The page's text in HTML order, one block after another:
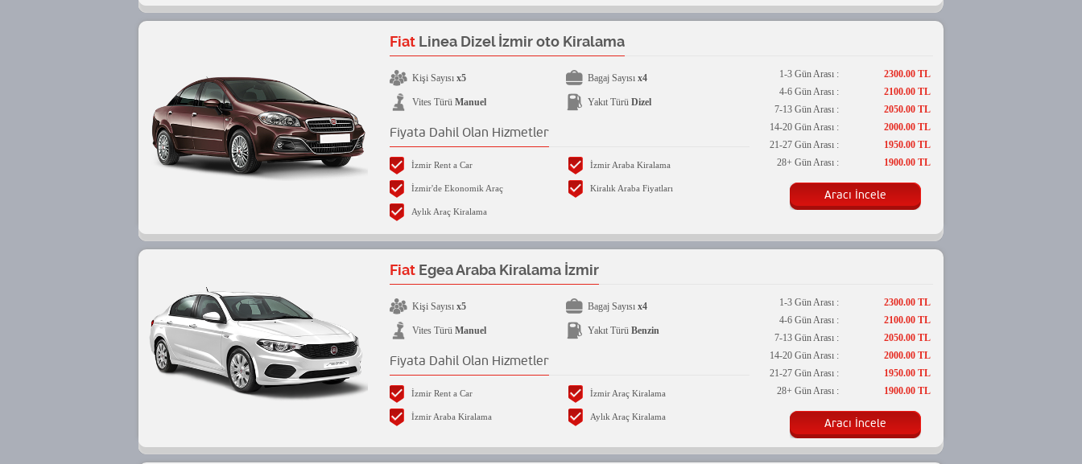
Fiat Linea Dizel İzmir oto Kiralama
Kişi Sayısı x5 Bagaj Sayısı x4
Vites Türü Manuel Yakıt Türü Dizel
Fiyata Dahil Olan Hizmetler
İzmir Rent a Car İzmir Araba Kiralama
İzmir'de Ekonomik Araç Kiralık Araba Fiyatları
Aylık Araç Kiralama
1-3 Gün Arası :
4-6 Gün Arası :
7-13 Gün Arası :
14-20 Gün Arası :
21-27 Gün Arası :
28+ Gün Arası :
2300.00 TL
2100.00 TL
2050.00 TL
2000.00 TL
1950.00 TL
1900.00 TL
Aracı İncele
Fiat Egea Araba Kiralama İzmir
Kişi Sayısı x5 Bagaj Sayısı x4
Vites Türü Manuel Yakıt Türü Benzin
Fiyata Dahil Olan Hizmetler
İzmir Rent a Car İzmir Araç Kiralama
İzmir Araba Kiralama Aylık Araç Kiralama
1-3 Gün Arası :
4-6 Gün Arası :
7-13 Gün Arası :
14-20 Gün Arası :
21-27 Gün Arası :
28+ Gün Arası :
2300.00 TL
2100.00 TL
2050.00 TL
2000.00 TL
1950.00 TL
1900.00 TL
Aracı İncele